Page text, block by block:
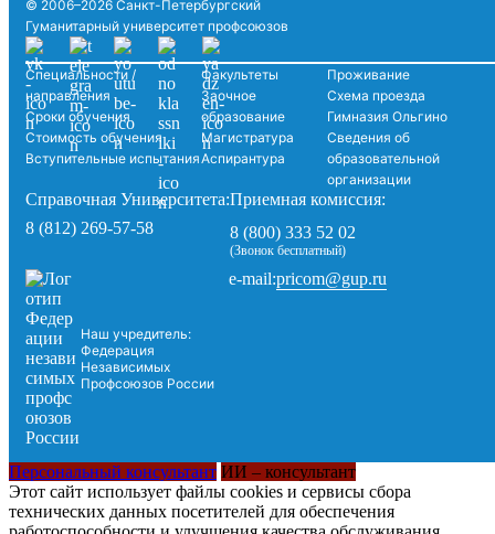
© 2006–2026 Санкт-Петербургский
Гуманитарный университет профсоюзов
Специальности /
направления
Сроки обучения
Стоимость обучения
Вступительные испытания
Факультеты
Заочное
образование
Магистратура
Аспирантура
Проживание
Схема проезда
Гимназия Ольгино
Сведения об
образовательной
организации
Справочная Университета:
8 (812) 269-57-58
Приемная комиссия:
8 (800) 333 52 02
(Звонок бесплатный)
Наш учредитель:
Федерация
Независимых
Профсоюзов России
e-mail:pricom@gup.ru
Персональный консультант ИИ – консультант
Этот сайт использует файлы cookies и сервисы сбора
технических данных посетителей для обеспечения